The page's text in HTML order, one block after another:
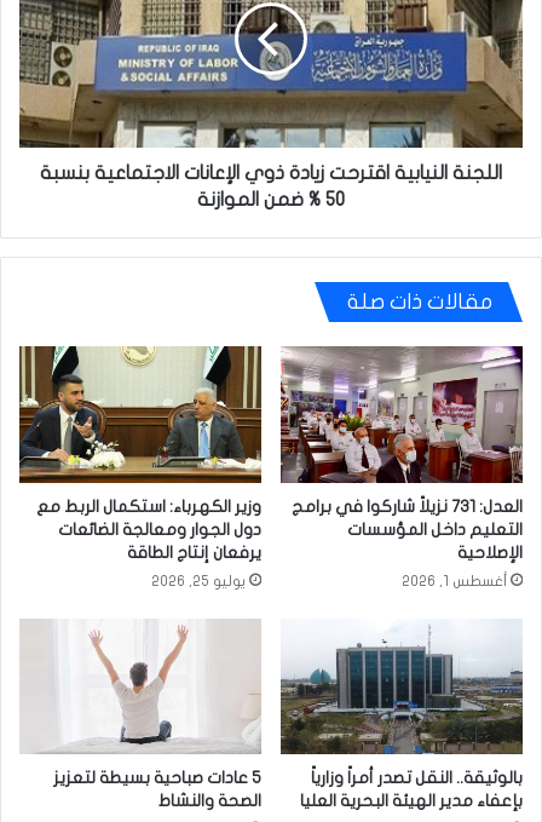
زيادة
ذوي
الإعانات
الاجتماعية
بنسبة
50
اللجنة النيابية اقترحت زيادة ذوي الإعانات الاجتماعية بنسبة
50 % ضمن الموازنة
مقالات ذات صلة
العدل: 731 نزيلاً شاركوا في برامج
التعليم داخل المؤسسات
الإصلاحية
أغسطس 1, 2026
وزير الكهرباء: استكمال الربط مع
دول الجوار ومعالجة الضائعات
يرفعان إنتاج الطاقة
يوليو 25, 2026
بالوثيقة.. النقل تصدر أمراً وزارياً
بإعفاء مدير الهيئة البحرية العليا
5 عادات صباحية بسيطة لتعزيز
الصحة والنشاط